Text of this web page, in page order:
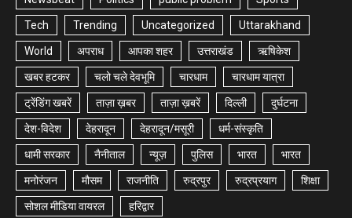
Tech Trending Uncategorized Uttarakhand
World अपराध आपका शहर उत्तराखंड ऋषिकेश
खबर हटकर चलो चले देवभूमि चारधाम चारधाम यात्रा
ट्रेंडिंग खबरें ताज़ा ख़बर ताज़ा ख़बरें दिल्ली दुर्घटना
देश-विदेश देहरादून देहरादून/मसूरी धर्म-संस्कृति
धामी सरकार नैनीताल न्यूज़ पुलिस भारत भारत
मनोरंजन मौसम राजनीति रुद्रपुर रुद्रप्रयाग शिक्षा
सोशल मीडिया वायरल हरिद्वार